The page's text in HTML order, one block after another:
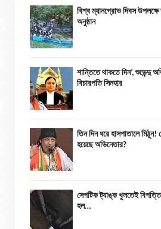
বিশ্ব ম্যানগ্রোভ দিবস
অনুষ্ঠান
শান্তিতে থাকতে দিন’, শুভেন্দু
বিচারপতি সিনহার
তিন দিন ধরে হাসপাতালে মিঠুন!
হয়েছে অভিনেতার?
সেপটিক ট্যাঙ্ক খুলতেই
হল…